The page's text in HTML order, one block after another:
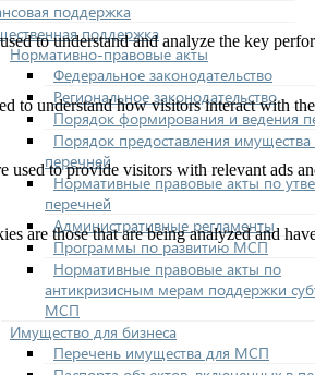
поддержка
поддержка
Нормативно-правовые акты
Федеральное законодательство
Региональное законодательство
Порядок формирования и ведения
Порядок предоставления имущества
перечней
Нормативные правовые акты по
перечней
Административные регламенты
Программы по развитию МСП
Нормативные правовые акты по
антикризисным мерам поддержки
МСП
Имущество для бизнеса
Перечень имущества для МСП
to understand and analyze the key
to understand how visitors interact with
used to provide visitors with relevant ads
are those that are being analyzed and